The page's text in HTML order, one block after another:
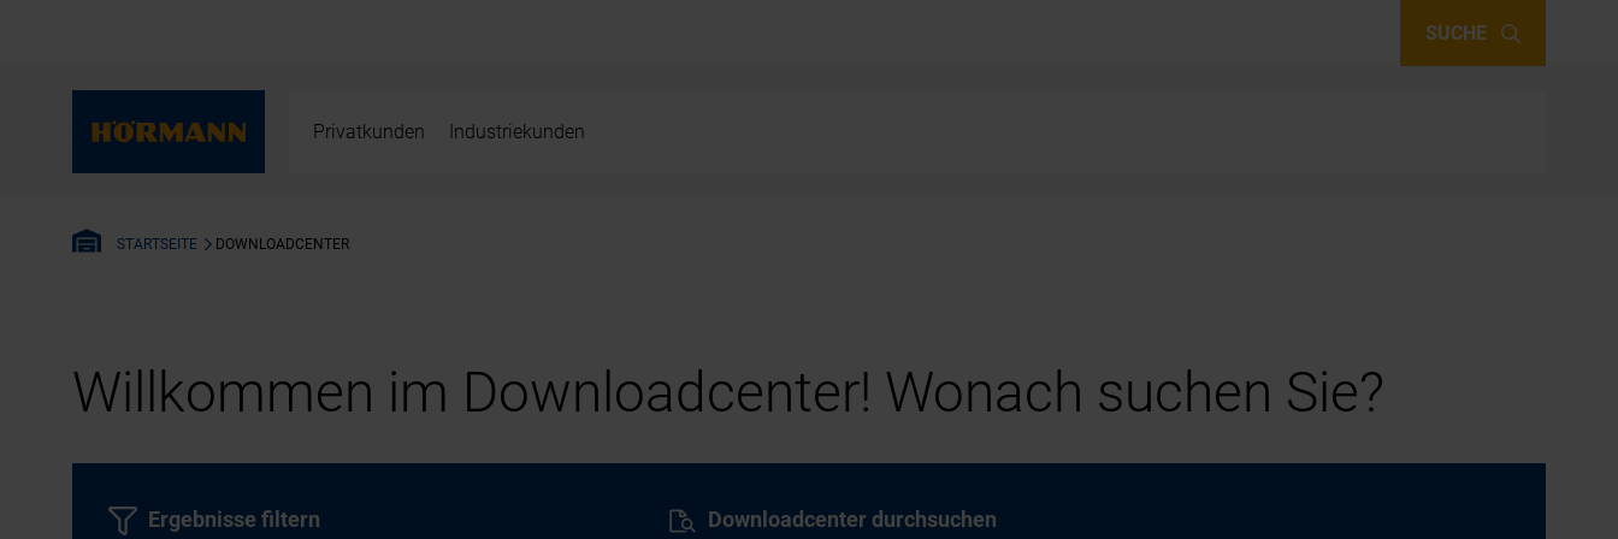
SUCHE
Privatkunden Industriekunden
STARTSEITE DOWNLOADCENTER
Willkommen im Downloadcenter! Wonach suchen Sie?
Downloadcenter durchsuchen
Ergebnisse filtern